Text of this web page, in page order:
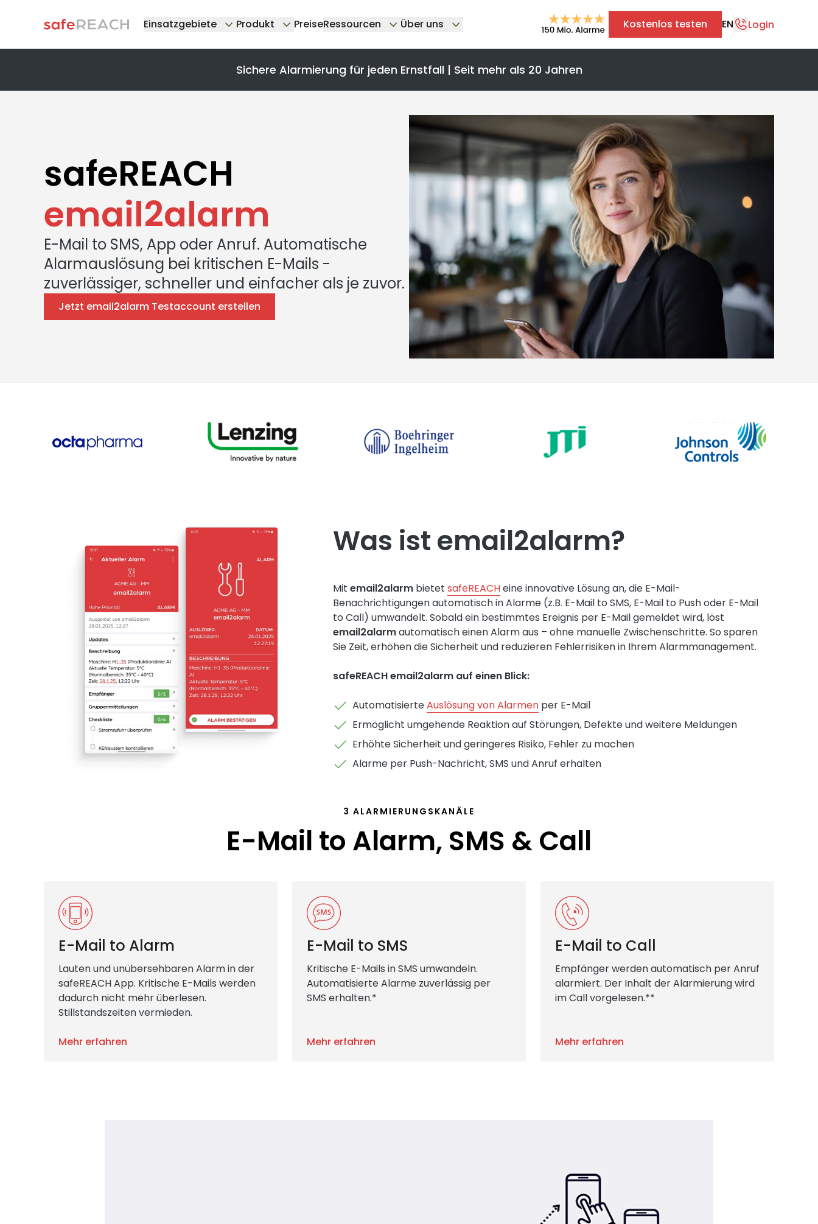
Einsatzgebiete Produkt PreiseRessourcen Über uns Kostenlos testen EN
info@safereach.com
Zum Kontaktformular
Montag bis Donnerstag:
09:00 - 12:30 Uhr & 13:30 - 17:00 Uhr
Freitag:
09:00 - 12:30 Uhr
Login
Sichere Alarmierung für jeden Ernstfall | Seit mehr als 20 Jahren
safeREACH
email2alarm
E-Mail to SMS, App oder Anruf. Automatische
Alarmauslösung bei kritischen E-Mails -
zuverlässiger, schneller und einfacher als je zuvor.
Jetzt email2alarm Testaccount erstellen
Was ist email2alarm?
Mit email2alarm bietet safeREACHeine innovative Lösung an, die E-Mail-
Benachrichtigungen automatisch in Alarme (z.B. E-Mail to SMS, E-Mail to Push oder E-Mail
to Call) umwandelt. Sobald ein bestimmtes Ereignis per E-Mail gemeldet wird, löst
email2alarmautomatisch einen Alarm aus – ohne manuelle Zwischenschritte. So sparen
Sie Zeit, erhöhen die Sicherheit und reduzieren Fehlerrisiken in Ihrem Alarmmanagement.
safeREACH email2alarm auf einen Blick:
AutomatisierteAuslösung von Alarmen per E-Mail
Ermöglicht umgehende Reaktion auf Störungen, Defekte und weitere Meldungen
Erhöhte Sicherheit und geringeres Risiko, Fehler zu machen
Alarme per Push-Nachricht, SMS und Anruf erhalten
3 ALARMIERUNGSKANÄLE
E-Mail to Alarm, SMS & Call
E-Mail to Alarm
Lauten und unübersehbaren Alarm in der
safeREACH App. Kritische E-Mails werden
dadurch nicht mehr überlesen.
Stillstandszeiten vermieden.
Mehr erfahren
E-Mail to SMS
Kritische E-Mails in SMS umwandeln.
Automatisierte Alarme zuverlässig per
SMS erhalten.*
Mehr erfahren
E-Mail to Call
Empfänger werden automatisch per Anruf
alarmiert. Der Inhalt der Alarmierung wird
im Call vorgelesen.**
Mehr erfahren